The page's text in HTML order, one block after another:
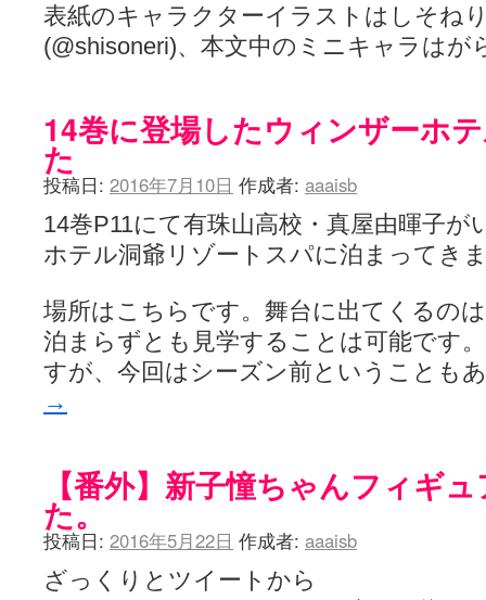
表紙のキャラクターイラストはしそね
(@shisoneri)、本文中のミニキャラは
14巻に登場したウィンザーホ
た
投稿日: 2016年7月10日 作成者: aaaisb
14巻P11にて有珠山高校・真屋由暉子が
ホテル洞爺リゾートスパに泊まってき
場所はこちらです。舞台に出てくるの
泊まらずとも見学することは可能です
すが、今回はシーズン前ということも
→
【番外】新子憧ちゃんフィギ
た。
投稿日: 2016年5月22日 作成者: aaaisb
ざっくりとツイートから